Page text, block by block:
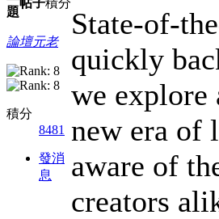
題
帖子積分
論壇元老
積分
8481
發消
息
State-of-
quickly
we explore
new era of
aware of
creators